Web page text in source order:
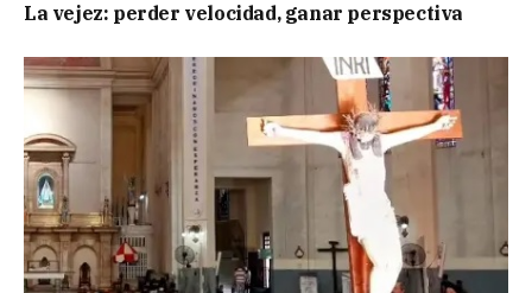
La vejez: perder velocidad, ganar perspectiva